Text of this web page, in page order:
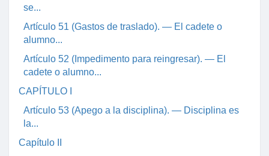
se...
Artículo 51 (Gastos de traslado). — El cadete o
alumno...
Artículo 52 (Impedimento para reingresar). — El
cadete o alumno...
CAPÍTULO I
Artículo 53 (Apego a la disciplina). — Disciplina es
la...
Capítulo II